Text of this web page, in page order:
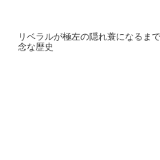
リベラルが極左の隠れ蓑になるま
念な歴史